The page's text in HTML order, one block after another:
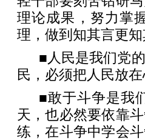
理论成果，努力掌
理，做到知其言更
■人民是我们党
民，必须把人民放
■敢于斗争是我
天，也必然要依靠
练，在斗争中学会